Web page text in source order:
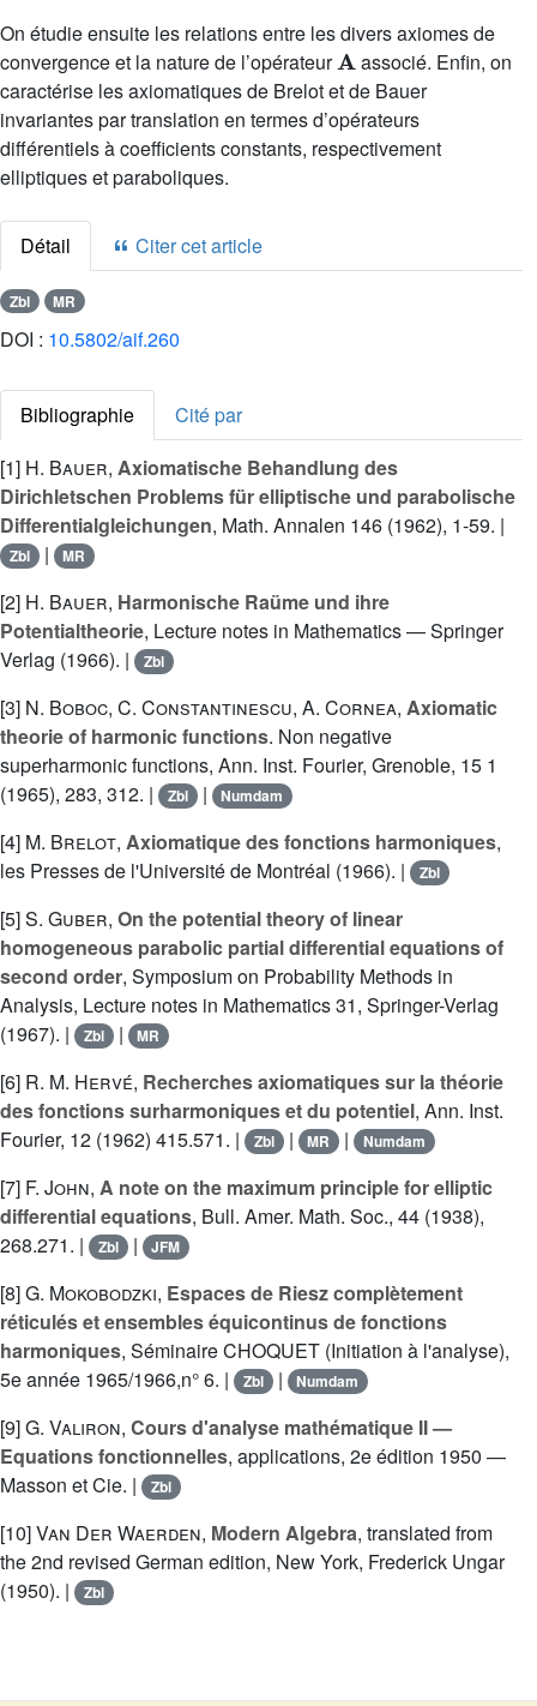
On étudie ensuite les relations entre les divers axiomes de
convergence et la nature de l’opérateur
A
associé. Enfin, on
caractérise les axiomatiques de Brelot et de Bauer
invariantes par translation en termes d’opérateurs
différentiels à coefficients constants, respectivement
elliptiques et paraboliques.
Détail Citer cet article
Zbl MR
DOI : 10.5802/aif.260
Bibliographie
Cité par
[1] H. Bauer, Axiomatische Behandlung des
Dirichletschen Problems für elliptische und parabolische
Differentialgleichungen, Math. Annalen 146 (1962), 1-59. |
Zbl | MR
[2] H. Bauer, Harmonische Raüme und ihre
Potentialtheorie, Lecture notes in Mathematics — Springer
Verlag (1966). |
Zbl
[3] N. Boboc, C. Constantinescu, A. Cornea, Axiomatic
theorie of harmonic functions. Non negative
superharmonic functions, Ann. Inst. Fourier, Grenoble, 15 1
(1965), 283, 312. |
Zbl | Numdam
[4] M. Brelot, Axiomatique des fonctions harmoniques,
les Presses de l'Université de Montréal (1966). |
Zbl
[5]S. Guber, On the potential theory of linear
homogeneous parabolic partial differential equations of
second order, Symposium on Probability Methods in
Analysis, Lecture notes in Mathematics 31, Springer-Verlag
(1967). |
Zbl | MR
[6] R. M. Hervé, Recherches axiomatiques sur la théorie
des fonctions surharmoniques et du potentiel, Ann. Inst.
Fourier, 12 (1962) 415.571. |
Zbl | MR | Numdam
[7] F. John, A note on the maximum principle for elliptic
differential equations, Bull. Amer. Math. Soc., 44 (1938),
268.271. |
Zbl | JFM
[8]G. Mokobodzki, Espaces de Riesz complètement
réticulés et ensembles équicontinus de fonctions
harmoniques, Séminaire CHOQUET (Initiation à l'analyse),
5e année 1965/1966,n° 6. |
Zbl | Numdam
[9]G. Valiron, Cours d'analyse mathématique II —
Equations fonctionnelles, applications, 2e édition 1950 —
Masson et Cie. |
Zbl
[10]Van Der Waerden, Modern Algebra, translated from
the 2nd revised German edition, New York, Frederick Ungar
(1950). |
Zbl